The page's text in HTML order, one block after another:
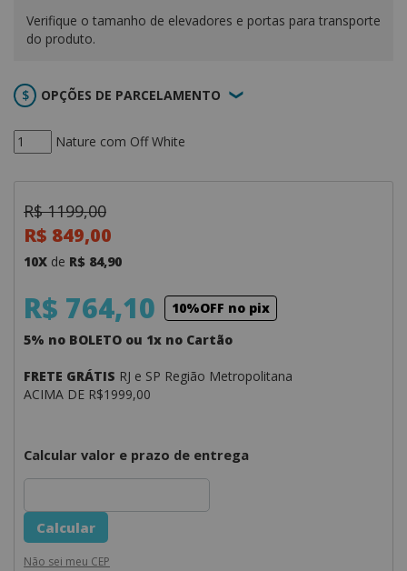
Nature com Off White
Verifique o tamanho de elevadores e portas para transporte
do produto.
OPÇÕES DE PARCELAMENTO
R$ 1199,00
R$ 849,00
10X de R$ 84,90
R$ 764,10
10%OFF no pix
5% no BOLETO ou 1x no Cartão
FRETE GRÁTIS RJ e SP Região Metropolitana
ACIMA DE R$1999,00
Calcular valor e prazo de entrega
Não sei meu CEP